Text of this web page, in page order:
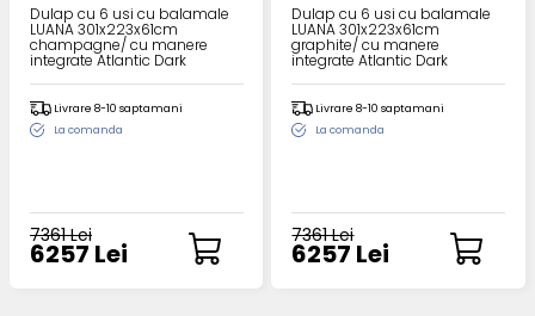
Dulap cu 6 usi cu balamale
LUANA 301x223x61cm
champagne/ cu manere
integrate Atlantic Dark
Livrare 8-10 saptamani
La comanda
7361 Lei
6257 Lei
Dulap cu 6 usi cu balamale
LUANA 301x223x61cm
graphite/ cu manere
integrate Atlantic Dark
Livrare 8-10 saptamani
La comanda
7361 Lei
6257 Lei